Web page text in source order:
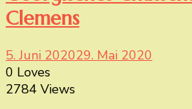
Clemens
5. Juni 202029. Mai 2020
0 Loves
2784 Views